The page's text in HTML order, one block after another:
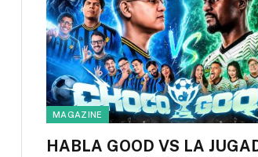
MAGAZINE
HABLA GOOD VS LA